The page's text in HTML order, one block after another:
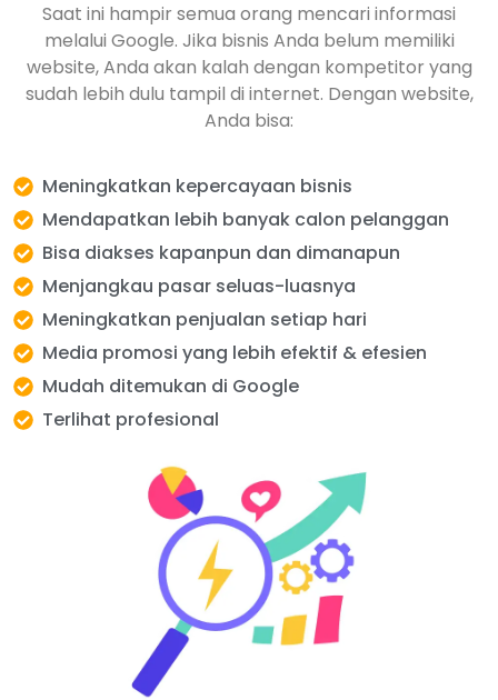
Saat ini hampir semua orang mencari informasi
melalui Google. Jika bisnis Anda belum memiliki
website, Anda akan kalah dengan kompetitor yang
sudah lebih dulu tampil di internet. Dengan website,
Anda bisa:
Meningkatkan kepercayaan bisnis
Mendapatkan lebih banyak calon pelanggan
Bisa diakses kapanpun dan dimanapun
Menjangkau pasar seluas-luasnya
Meningkatkan penjualan setiap hari
Media promosi yang lebih efektif & efesien
Mudah ditemukan di Google
Terlihat profesional